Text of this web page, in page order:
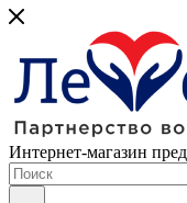
Интернет-магазин